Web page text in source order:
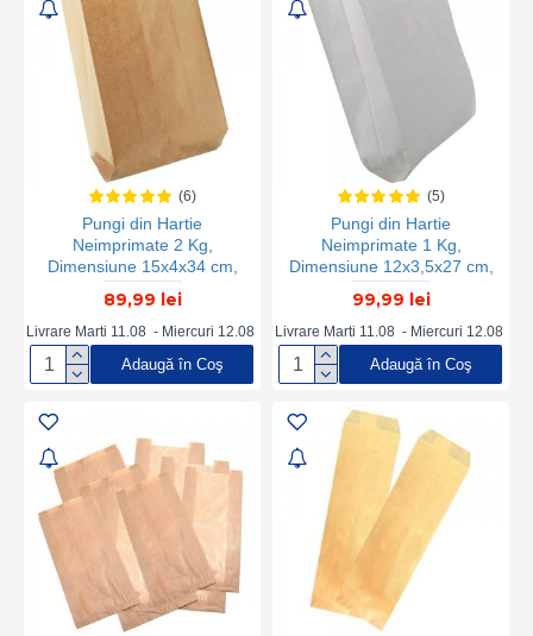
Pungi din Hartie
Neimprimate 2 Kg,
Dimensiune 15x4x34 cm,
Hartie Kraft Natur 50 g/m²,
Greutate 5 Kg/Bax, 110
Buc/Kg, Sacose Hartie,
Pungi Hartie, Sacosa Hartie,
Punga din Hartie, Punga
Hartie, Pungi Cadou
89,99 lei
(6)
Livrare Marti 11.08 - Miercuri 12.08
Adaugă în Coş
Pungi din Hartie
Neimprimate 1 Kg,
Dimensiune 12x3,5x27 cm,
Hartie Kraft Alba 50 g/m²,
Greutate 5 Kg/Bax, 155
Buc/Kg - Ambalaje din
99,99 lei
(5)
Livrare Marti 11.08 - Miercuri 12.08
Adaugă în Coş